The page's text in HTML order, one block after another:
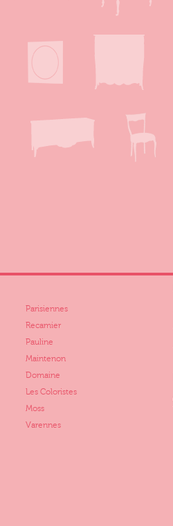
Parisiennes
Recamier
Pauline
Maintenon
Domaine
Les Coloristes
Moss
Varennes